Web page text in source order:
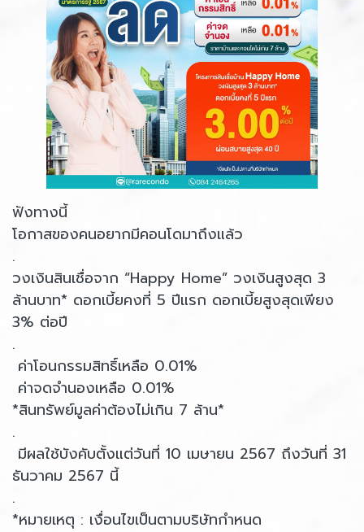
ฟังทางนี้
โอกาสของคนอยากมีคอนโดมาถึงแล้ว
.
วงเงินสินเชื่อจาก “Happy Home” วงเงินสูงสุด 3
ล้านบาท* ดอกเบี้ยคงที่ 5 ปีแรก ดอกเบี้ยสูงสุดเพียง
3% ต่อปี
.
ค่าโอนกรรมสิทธิ์เหลือ 0.01%
ค่าจดจำนองเหลือ 0.01%
*สินทรัพย์มูลค่าต้องไม่เกิน 7 ล้าน*
.
มีผลใช้บังคับตั้งแต่วันที่ 10 เมษายน 2567 ถึงวันที่ 31
ธันวาคม 2567 นี้
.
*หมายเหตุ : เงื่อนไขเป็นตามบริษัทกำหนด